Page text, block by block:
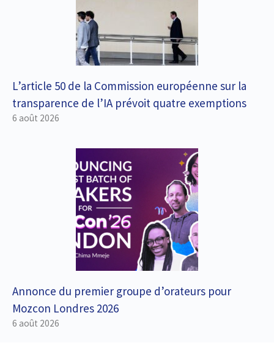
L’article 50 de la Commission européenne sur la
transparence de l’IA prévoit quatre exemptions
6 août 2026
Annonce du premier groupe d’orateurs pour
Mozcon Londres 2026
6 août 2026